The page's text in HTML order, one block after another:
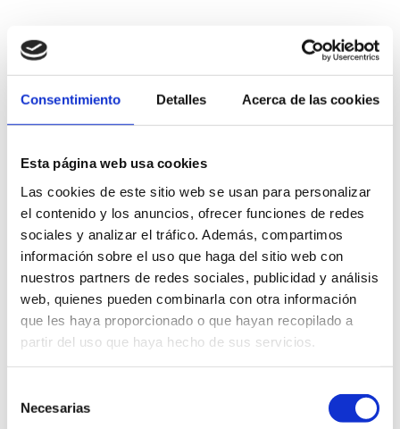
Consentimiento Detalles Acerca de las cookies
Esta página web usa cookies
Las cookies de este sitio web se usan para personalizar
el contenido y los anuncios, ofrecer funciones de redes
sociales y analizar el tráfico. Además, compartimos
información sobre el uso que haga del sitio web con
nuestros partners de redes sociales, publicidad y análisis
web, quienes pueden combinarla con otra información
que les haya proporcionado o que hayan recopilado a
partir del uso que haya hecho de sus servicios.
Necesarias
Route Data
Starting point :
Hermitage of Pare Pere
Slope :
Duration : 1h.40min.
Difficulty :Moderate